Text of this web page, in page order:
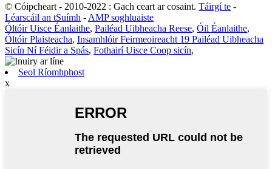
© Cóipcheart - 2010-2022 : Gach ceart ar cosaint. Táirgí te -
Léarscáil an tSuímh - AMP soghluaiste
Óltóir Uisce Éanlaithe, Pailéad Uibheacha Reese, Óil Éanlaithe,
Óltóir Plaisteacha, Insamhlóir Feirmeoireacht 19 Pailéad Uibheacha
Sicín Ní Féidir a Spás, Fothairí Uisce Coop sicín,
Seol Ríomhphost
x